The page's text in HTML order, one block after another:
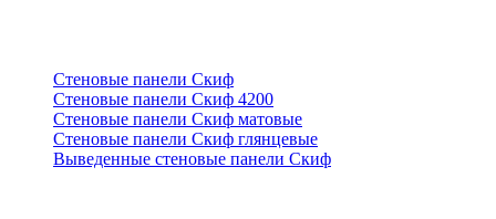
Стеновые панели Скиф
Стеновые панели Скиф 4200
Стеновые панели Скиф матовые
Стеновые панели Скиф глянцевые
Выведенные стеновые панели Скиф